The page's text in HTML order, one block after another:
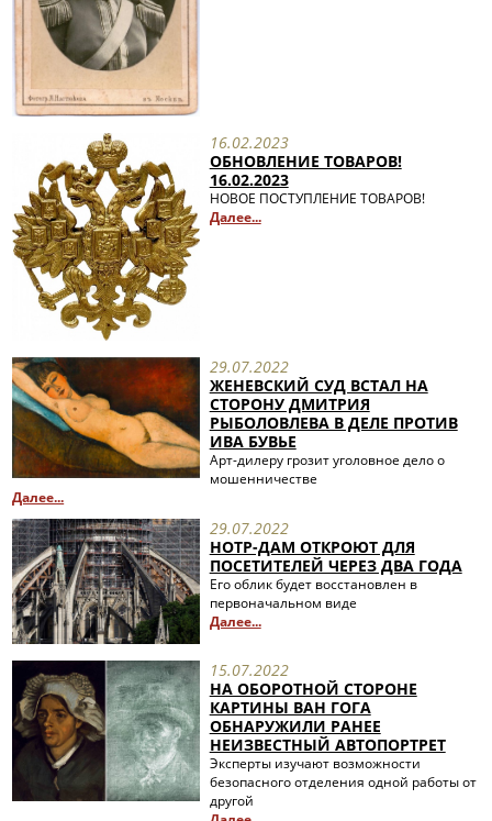
16.02.2023
ОБНОВЛЕНИЕ ТОВАРОВ!
16.02.2023
НОВОЕ ПОСТУПЛЕНИЕ ТОВАРОВ!
Далее...
29.07.2022
ЖЕНЕВСКИЙ СУД ВСТАЛ НА
СТОРОНУ ДМИТРИЯ
РЫБОЛОВЛЕВА В ДЕЛЕ ПРОТИВ
ИВА БУВЬЕ
Арт-дилеру грозит уголовное дело о
мошенничестве
Далее...
29.07.2022
НОТР-ДАМ ОТКРОЮТ ДЛЯ
ПОСЕТИТЕЛЕЙ ЧЕРЕЗ ДВА ГОДА
Его облик будет восстановлен в
первоначальном виде
Далее...
15.07.2022
НА ОБОРОТНОЙ СТОРОНЕ
КАРТИНЫ ВАН ГОГА
ОБНАРУЖИЛИ РАНЕЕ
НЕИЗВЕСТНЫЙ АВТОПОРТРЕТ
Эксперты изучают возможности
безопасного отделения одной работы от
другой